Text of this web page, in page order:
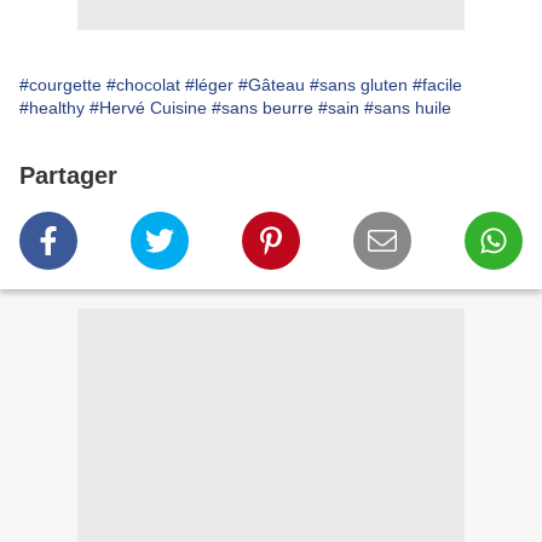
#courgette #chocolat #léger #Gâteau #sans gluten #facile
#healthy #Hervé Cuisine #sans beurre #sain #sans huile
Partager